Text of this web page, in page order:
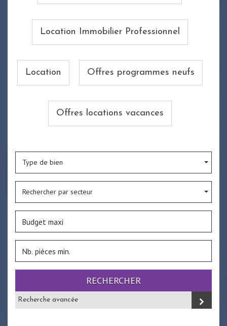
Location Immobilier Professionnel
Location Offres programmes neufs
Offres locations vacances
Type de bien
Rechercher par secteur
RECHERCHER
Recherche avancée